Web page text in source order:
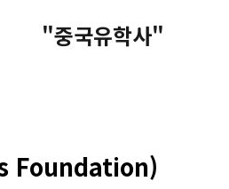
"중국유학사"
Foundation)